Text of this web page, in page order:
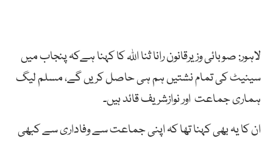
لاہور: صوبائی وزیرقانون رانا ثنا اللہ کا کہنا ہےکہ پنجاب میں
سینیٹ کی تمام نشتیں ہم ہی حاصل کریں گے، مسلم لیگ
ہماری جماعت اور نوازشریف قائد ہیں۔
ان کا یہ بھی کہنا تھا کہ اپنی جماعت سے وفاداری سے کبھی